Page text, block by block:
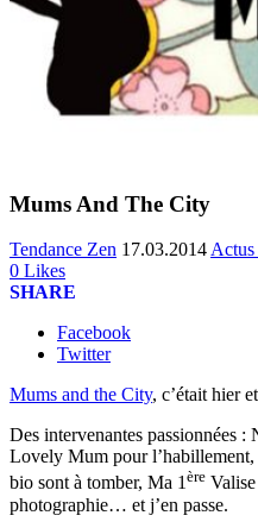
Mums And The City
Tendance Zen 17.03.2014Actus
0 Likes
SHARE
Facebook
Twitter
Mums and the City, c’était hier
Des intervenantes passionnées
Lovely Mum pour
bio sont à tomber, Ma 1ère
photographie… et j’en passe.